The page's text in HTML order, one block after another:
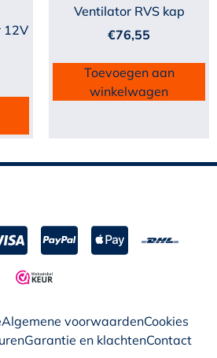
12V
Ventilator RVS kap
€76,55
Toevoegen aan
winkelwagen
Algemene voorwaardenCookies
Garantie en klachtenContact